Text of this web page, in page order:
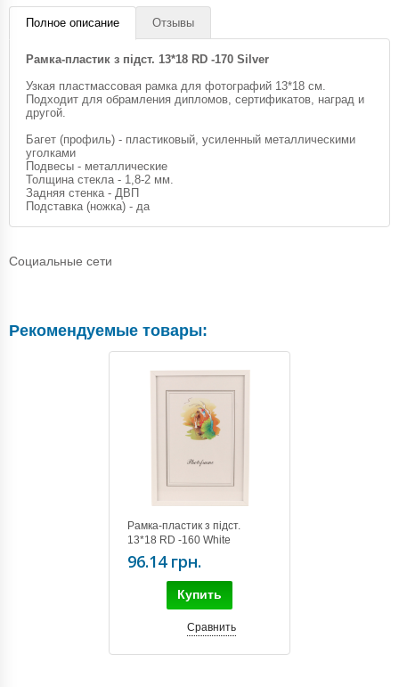
Полное описание Отзывы
Рамка-пластик з підст. 13*18 RD -170 Silver
Узкая пластмассовая рамка для фотографий 13*18 см.
Подходит для обрамления дипломов, сертификатов, наград и
другой.
Багет (профиль) - пластиковый, усиленный металлическими
уголками
Подвесы - металлические
Толщина стекла - 1,8-2 мм.
Задняя стенка - ДВП
Подставка (ножка) - да
Социальные сети
Рекомендуемые товары:
Рамка-пластик з підст.
13*18 RD -160 White
96.14 грн.
Купить
Сравнить